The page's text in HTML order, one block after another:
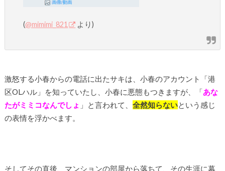
(@mimimi_821 より)
激怒する小春からの電話に出たサキは、小春のアカウント「港
区OLハル」を知っていたし、小春に悪態もつきますが、「あな
たがミミコなんでしょ 」と言われて、 全然知らないという感じ
の表情を浮かべます。
そしてその直後、マンションの部屋から落ちて、その生涯に幕